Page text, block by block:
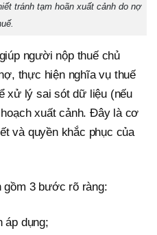
tránh tạm hoãn xuất cảnh do nợ
người nộp thuế chủ
thực hiện nghĩa vụ thuế
xử lý sai sót dữ liệu (nếu
xuất cảnh. Đây là cơ
và quyền khắc phục của
gồm 3 bước rõ ràng:
áp dụng;